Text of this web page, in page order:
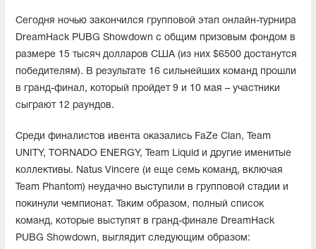
Сегодня ночью закончился групповой этап онлайн-турнира
DreamHack PUBG Showdown с общим призовым фондом в
размере 15 тысяч долларов США (из них $6500 достанутся
победителям). В результате 16 сильнейших команд прошли
в гранд-финал, который пройдет 9 и 10 мая – участники
сыграют 12 раундов.
Среди финалистов ивента оказались FaZe Clan, Team
UNITY, TORNADO ENERGY, Team Liquid и другие именитые
коллективы. Natus Vincere (и еще семь команд, включая
Team Phantom) неудачно выступили в групповой стадии и
покинули чемпионат. Таким образом, полный список
команд, которые выступят в гранд-финале DreamHack
PUBG Showdown, выглядит следующим образом: